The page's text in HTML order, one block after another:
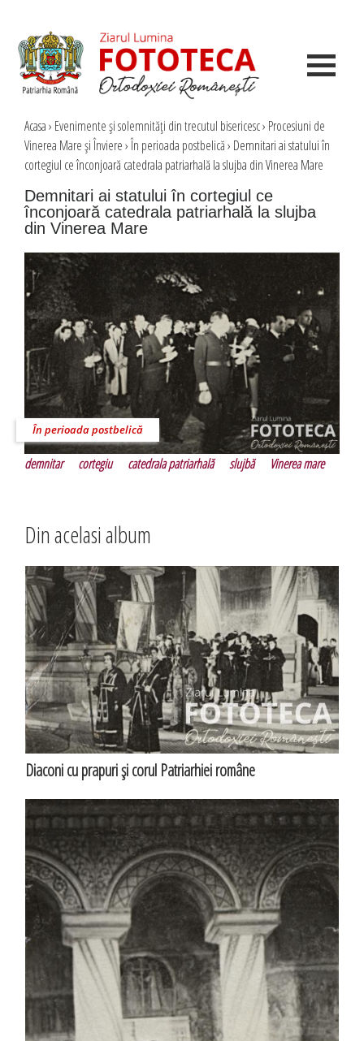
Acasa› Evenimente şi solemnităţi din trecutul bisericesc› Procesiuni de
Vinerea Mare şi Înviere›În perioada postbelică› Demnitari ai statului în
cortegiul ce înconjoară catedrala patriarhală la slujba din Vinerea Mare
Demnitari ai statului în cortegiul ce
înconjoară catedrala patriarhală la slujba
din Vinerea Mare
În perioada postbelică
demnitar cortegiu catedrala patriarhală slujbă Vinerea mare
Din acelasi album
Diaconi cu prapuri şi corul Patriarhiei române